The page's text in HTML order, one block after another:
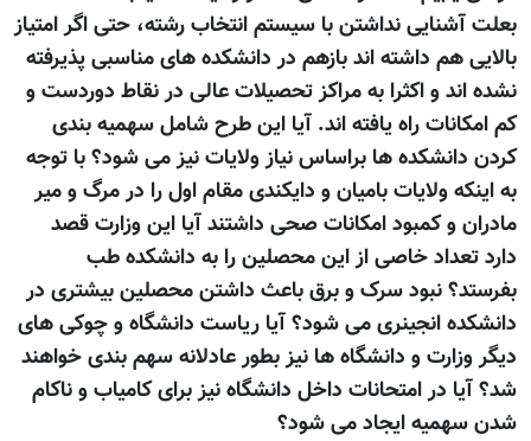
بعلت آشنایی نداشتن با سیستم انتخاب رشته، حتی اگر امتیاز
بالایی هم داشته اند بازهم در دانشکده های مناسبی پذیرفته
نشده اند و اکثرا به مراکز تحصیلات عالی در نقاط دوردست و
کم امکانات راه یافته اند. آیا این طرح شامل سهمیه بندی
کردن دانشکده ها براساس نیاز ولایات نیز می شود؟ با توجه
به اینکه ولایات بامیان و دایکندی مقام اول را در مرگ و میر
مادران و کمبود امکانات صحی داشتند آیا این وزارت قصد
دارد تعداد خاصی از این محصلین را به دانشکده طب
بفرستد؟ نبود سرک و برق باعث داشتن محصلین بیشتری در
دانشکده انجینری می شود؟ آیا ریاست دانشگاه و چوکی های
دیگر وزارت و دانشگاه ها نیز بطور عادلانه سهم بندی خواهند
شد؟ آیا در امتحانات داخل دانشگاه نیز برای کامیاب و ناکام
شدن سهمیه ایجاد می شود؟